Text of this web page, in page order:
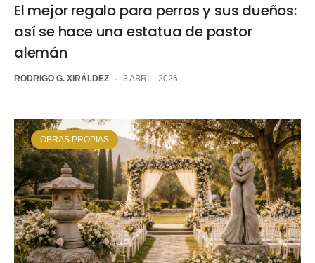
El mejor regalo para perros y sus dueños:
así se hace una estatua de pastor
alemán
RODRIGO G. XIRÁLDEZ - 3 ABRIL, 2026
OBRAS PROPIAS